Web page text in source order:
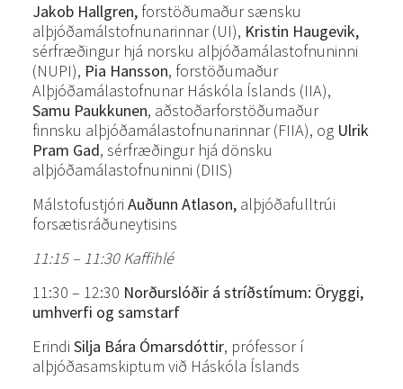
Jakob Hallgren,forstöðumaður sænsku
alþjóðamálstofnunarinnar (UI), Kristin Haugevik,
sérfræðingur hjá norsku alþjóðamálastofnuninni
(NUPI), Pia Hansson, forstöðumaður
Alþjóðamálastofnunar Háskóla Íslands (IIA),
Samu Paukkunen, aðstoðarforstöðumaður
finnsku alþjóðamálastofnunarinnar (FIIA), og Ulrik
Pram Gad, sérfræðingur hjá dönsku
alþjóðamálastofnuninni (DIIS)
Málstofustjóri Auðunn Atlason,alþjóðafulltrúi
forsætisráðuneytisins
11:15 – 11:30 Kaffihlé
11:30 – 12:30 Norðurslóðir á stríðstímum: Öryggi,
umhverfi og samstarf
Erindi Silja Bára Ómarsdóttir, prófessor í
alþjóðasamskiptum við Háskóla Íslands